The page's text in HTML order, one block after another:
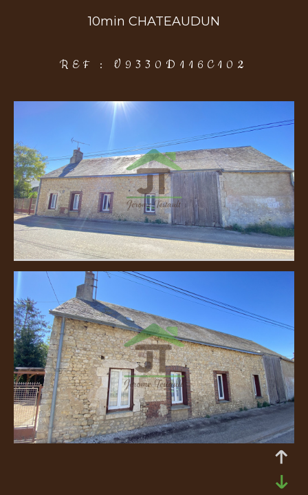
10min CHATEAUDUN
REF : V9330D116C102